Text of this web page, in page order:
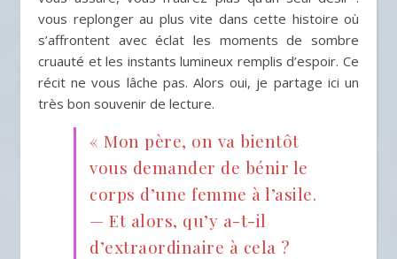
vous replonger au plus vite dans cette histoire où
s’affrontent avec éclat les moments de sombre
cruauté et les instants lumineux remplis d’espoir. Ce
récit ne vous lâche pas. Alors oui, je partage ici un
très bon souvenir de lecture.
« Mon père, on va bientôt
vous demander de bénir le
corps d’une femme à l’asile.
— Et alors, qu’y a-t-il
d’extraordinaire à cela ?